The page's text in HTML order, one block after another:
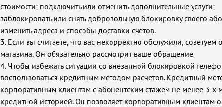
стоимости; подключить или отменить дополнительные услуги;
заблокировать или снять добровольную блокировку своего
изменить адреса и способы доставки счетов.
3. Если вы считаете, что вас некорректно обслужили, советуем
магазина. Он обязательно рассмотрит ваше обращение.
4. Чтобы избежать ситуации со внезапной блокировкой
воспользоваться кредитным методом расчетов. Кредитный
корпоративным клиентам с абонентским стажем не менее 3-х
кредитной историей. Он позволяет корпоративным клиентам